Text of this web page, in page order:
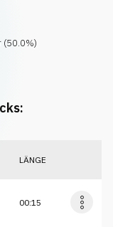
(50.0%)
LÄNGE
00:15